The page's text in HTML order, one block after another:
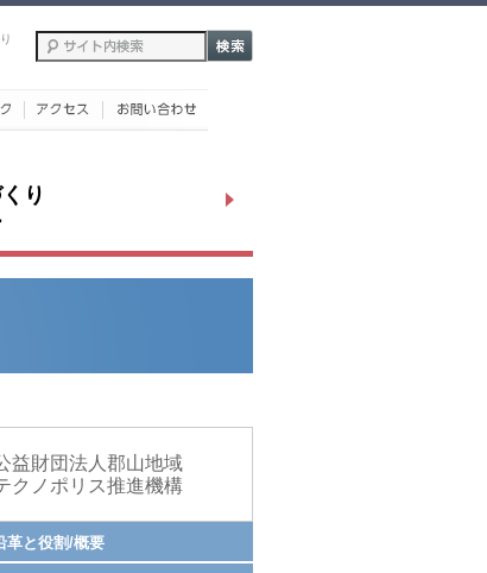
り
益財団法人郡山地域
クノポリス推進機構
革と役割/概要